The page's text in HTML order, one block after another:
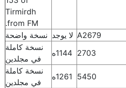
Tirmirdh
from FM.
A2679 لا يوجد نسخة واضحة
2703 1144ه
نسخة كاملة
في مجلدين
5450 1261ه
نسخة كاملة
في مجلدين